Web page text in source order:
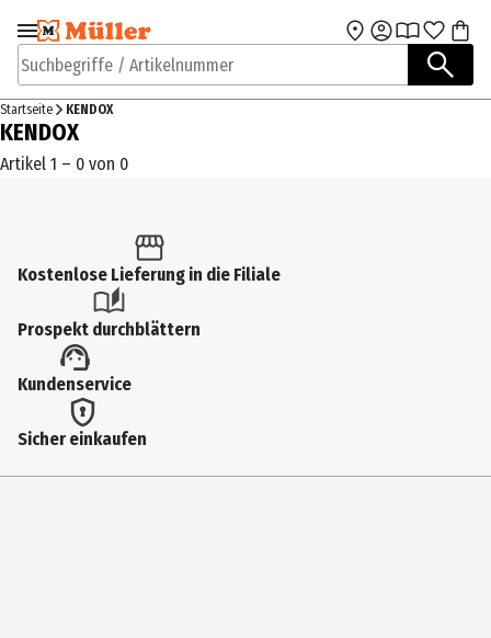
Zur Navigation
springen
Zum Hauptinhalt
Suchbegriffe / Artikelnummer
Startseite KENDOX
KENDOX
Artikel 1 – 0 von 0
Kostenlose Lieferung in die Filiale
Prospekt durchblättern
Kundenservice
Sicher einkaufen